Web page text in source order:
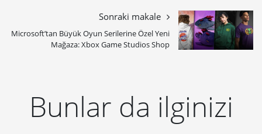
Sonraki makale
Microsoft’tan Büyük Oyun Serilerine Özel Yeni
Mağaza: Xbox Game Studios Shop
Bunlar da ilginizi